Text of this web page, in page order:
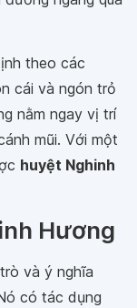
theo các
cái và ngón trỏ
nằm ngay vị trí
mũi. Với một
huyệt Nghinh
Hương
và ý nghĩa
có tác dụng